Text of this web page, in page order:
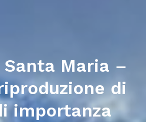
Santa Maria –
di
importanza